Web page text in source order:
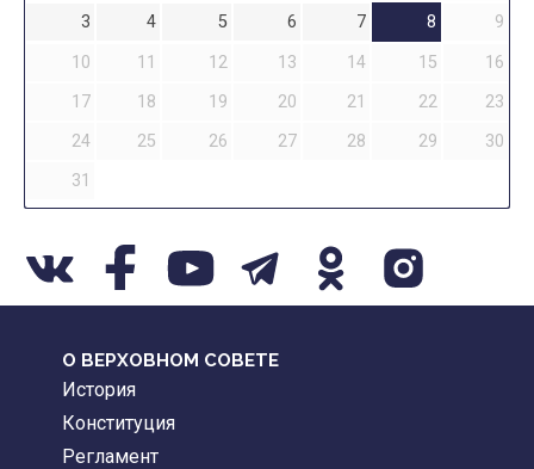
3
4 5 6 7 8
9
10
11 12 13 14 15
16
17
18 19 20 21 22
23
24
25 26 27 28 29
30
31
О ВЕРХОВНОМ СОВЕТЕ
История
Конституция
Регламент